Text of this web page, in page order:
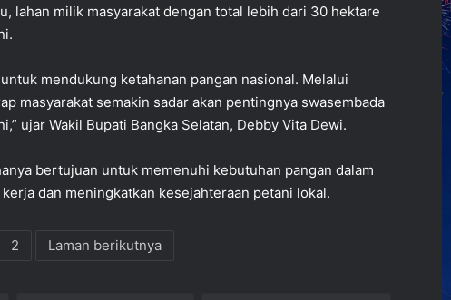
lahan milik masyarakat dengan total lebih dari 30 hektare
mendukung ketahanan pangan nasional. Melalui
masyarakat semakin sadar akan pentingnya swasembada
ujar Wakil Bupati Bangka Selatan, Debby Vita Dewi.
bertujuan untuk memenuhi kebutuhan pangan dalam
dan meningkatkan kesejahteraan petani lokal.
2 Laman berikutnya